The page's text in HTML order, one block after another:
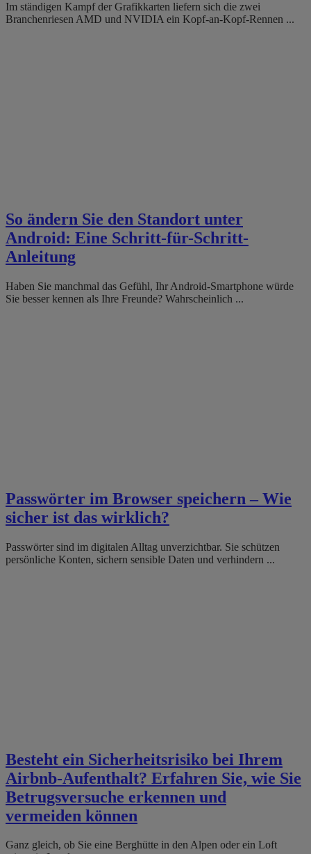
Im ständigen Kampf der Grafikkarten liefern sich die zwei
Branchenriesen AMD und NVIDIA ein Kopf-an-Kopf-Rennen ...
So ändern Sie den Standort unter
Android: Eine Schritt-für-Schritt-
Anleitung
Haben Sie manchmal das Gefühl, Ihr Android-Smartphone würde
Sie besser kennen als Ihre Freunde? Wahrscheinlich ...
Passwörter im Browser speichern – Wie
sicher ist das wirklich?
Passwörter sind im digitalen Alltag unverzichtbar. Sie schützen
persönliche Konten, sichern sensible Daten und verhindern ...
Besteht ein Sicherheitsrisiko bei Ihrem
Airbnb-Aufenthalt? Erfahren Sie, wie Sie
Betrugsversuche erkennen und
vermeiden können
Ganz gleich, ob Sie eine Berghütte in den Alpen oder ein Loft